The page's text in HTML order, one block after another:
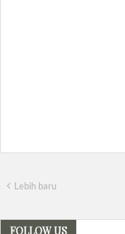
Lebih baru
FOLLOW US